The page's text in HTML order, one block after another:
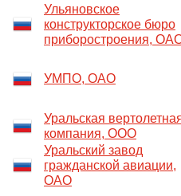
Ульяновское
конструкторское бюро
приборостроения,
УМПО, ОАО
Уральская
компания, ООО
Уральский завод
гражданской авиации,
ОАО